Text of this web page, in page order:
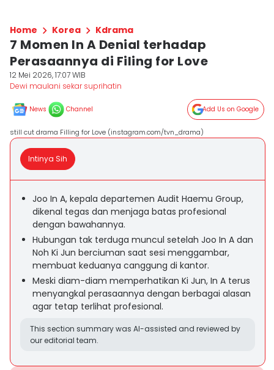
Home Korea Kdrama
7 Momen In A Denial terhadap
Perasaannya di Filing for Love
12 Mei 2026, 17:07 WIB
Dewi maulani sekar suprihatin
News Channel Add Us on Google
still cut drama Filling for Love (instagram.com/tvn_drama)
Intinya Sih
Joo In A, kepala departemen Audit Haemu Group,
dikenal tegas dan menjaga batas profesional
dengan bawahannya.
Hubungan tak terduga muncul setelah Joo In A dan
Noh Ki Jun berciuman saat sesi menggambar,
membuat keduanya canggung di kantor.
Meski diam-diam memperhatikan Ki Jun, In A terus
menyangkal perasaannya dengan berbagai alasan
agar tetap terlihat profesional.
This section summary was AI-assisted and reviewed by
our editorial team.